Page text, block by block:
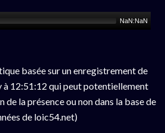
NaN:NaN
basée sur un enregistrement de
12:51:12 qui peut potentiellement
la présence ou non dans la base de
de loic54.net)